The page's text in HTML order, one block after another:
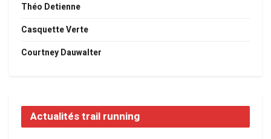
Théo Detienne
Casquette Verte
Courtney Dauwalter
Actualités trail running